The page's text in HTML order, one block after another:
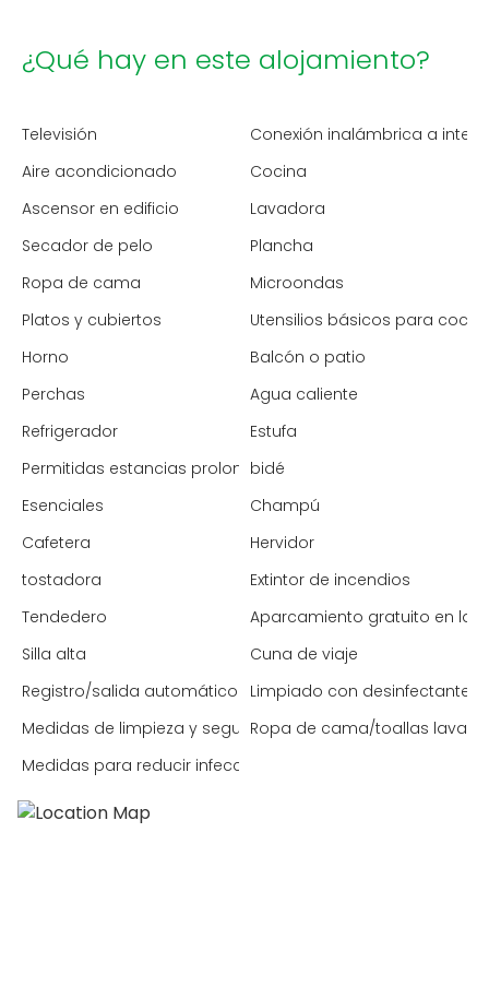
¿Qué hay en este alojamiento?
Televisión
Conexión inalámbrica a
Aire acondicionado
Cocina
Ascensor en edificio
Lavadora
Secador de pelo
Plancha
Ropa de cama
Microondas
Platos y cubiertos
Utensilios básicos para
Horno
Balcón o patio
Perchas
Agua caliente
Refrigerador
Estufa
Permitidas estancias prolongadas
bidé
Esenciales
Champú
Cafetera
Hervidor
tostadora
Extintor de incendios
Tendedero
Aparcamiento gratuito en la
Silla alta
Cuna de viaje
Registro/salida automático
Limpiado con desinfectante
Medidas de limpieza y seguridad mejoradas
Ropa de cama/toallas
Medidas para reducir infecciones (España)